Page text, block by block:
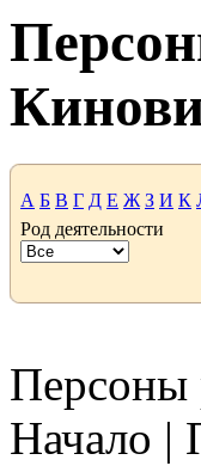
А Б В Г Д Е Ж З И К
Род деятельности
Персоны
Начало |